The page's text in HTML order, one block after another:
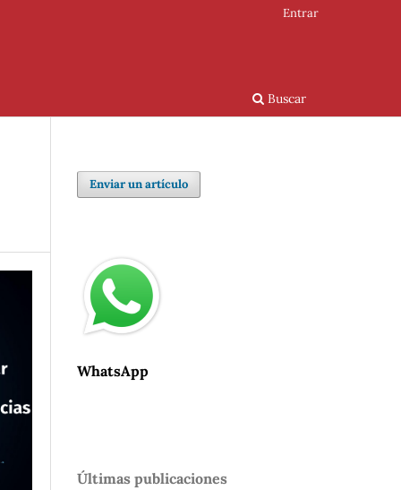
Buscar
Entrar
Enviar un artículo
WhatsApp
Últimas publicaciones